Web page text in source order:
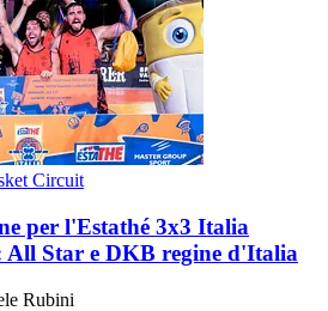
Circuit
per l'Estathé 3x3 Italia
All Star e DKB regine d'Italia
Rubini